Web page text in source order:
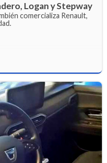
Logan y Stepway
comercializa Renault,